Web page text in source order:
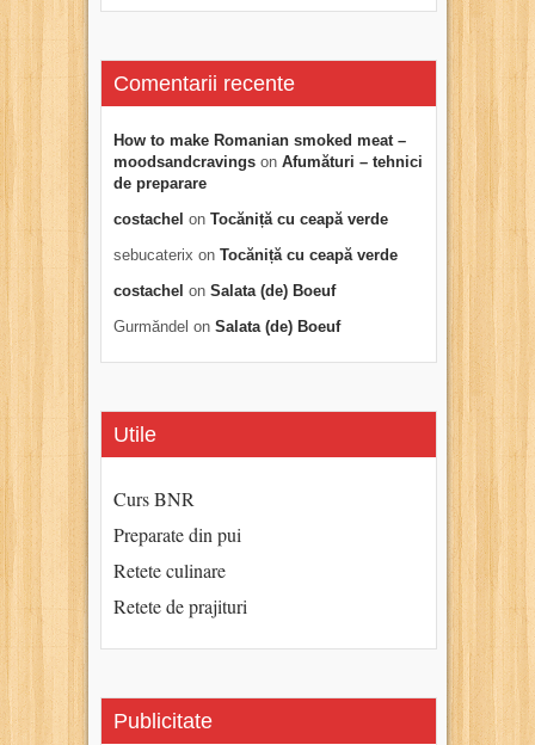
Comentarii recente
How to make Romanian smoked meat –
moodsandcravings on Afumături – tehnici
de preparare
costachel on Tocăniță cu ceapă verde
sebucaterix on Tocăniță cu ceapă verde
costachel on Salata (de) Boeuf
Gurmăndel on Salata (de) Boeuf
Utile
Curs BNR
Preparate din pui
Retete culinare
Retete de prajituri
Publicitate